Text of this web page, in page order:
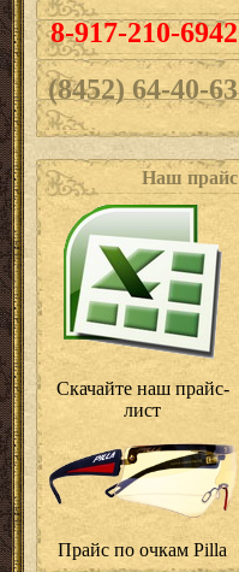
8-917-210-6942
(8452) 64-40-63
Наш прайс
Скачайте наш прайс-
лист
Прайс по очкам Pilla